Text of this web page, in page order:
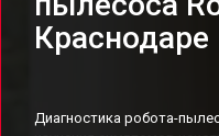
Краснодаре
Диагностика робота-